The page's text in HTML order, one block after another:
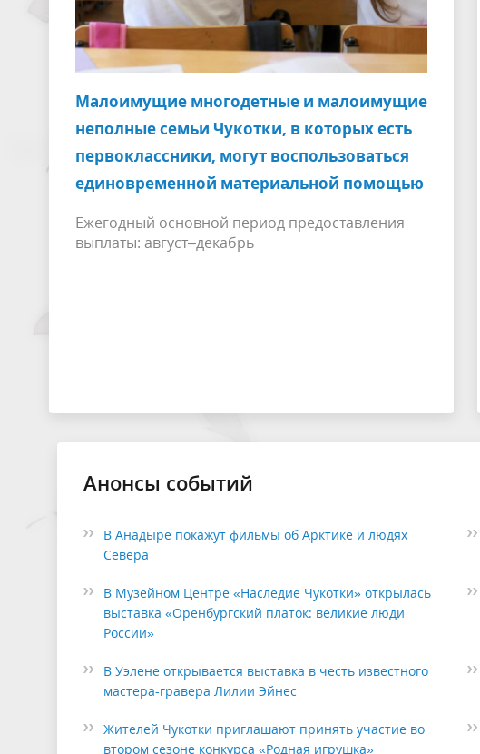
Малоимущие многодетные и малоимущие
неполные семьи Чукотки, в которых есть
первоклассники, могут воспользоваться
единовременной материальной помощью
Ежегодный основной период предоставления
выплаты: август–декабрь
Анонсы событий
В Анадыре покажут фильмы об Арктике и людях
Севера
В Музейном Центре «Наследие Чукотки» открылась
выставка «Оренбургский платок: великие люди
России»
В Уэлене открывается выставка в честь известного
мастера-гравера Лилии Эйнес
Жителей Чукотки приглашают принять участие во
втором сезоне конкурса «Родная игрушка»